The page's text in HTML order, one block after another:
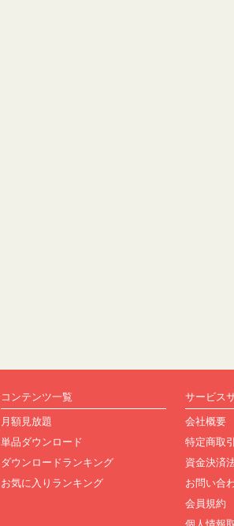
コンテンツ一覧
月額見放題
単品ダウンロード
ダウンロードランキング
お気に入りランキング
サービス
会社概要
特定商取
資金決済
お問い合
会員規約